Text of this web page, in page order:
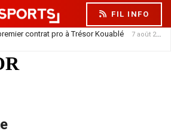
FIL INFO
contrat pro à Trésor Kouablé 7 août 2026